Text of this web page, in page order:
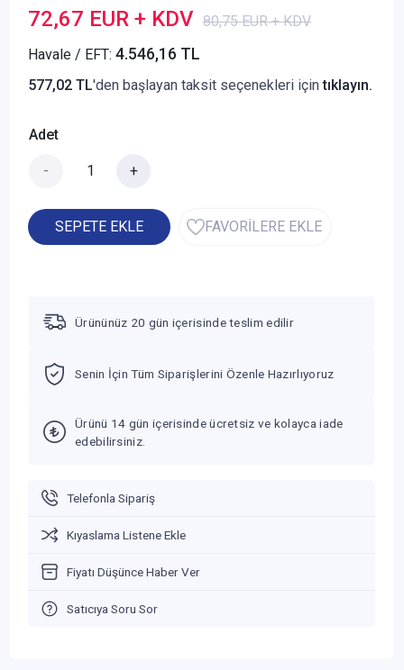
72,67 EUR + KDV 80,75 EUR + KDV
Havale / EFT: 4.546,16 TL
577,02 TL'den başlayan taksit seçenekleri içintıklayın.
Adet
- +
SEPETE EKLE FAVORİLERE EKLE
Ürününüz 20 gün içerisinde teslim edilir
Senin İçin Tüm Siparişlerini Özenle Hazırlıyoruz
Ürünü 14 gün içerisinde ücretsiz ve kolayca iade
edebilirsiniz.
Telefonla Sipariş
Kıyaslama Listene Ekle
Fiyatı Düşünce Haber Ver
Satıcıya Soru Sor